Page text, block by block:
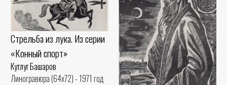
Стрельба из лука. Из серии
«Конный спорт»
Кутлуг Башаров
Линогравюра (64x72) - 1971 год